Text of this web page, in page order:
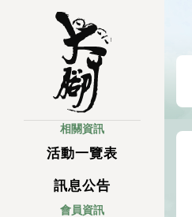
相關資訊
活動一覽表
訊息公告
會員資訊